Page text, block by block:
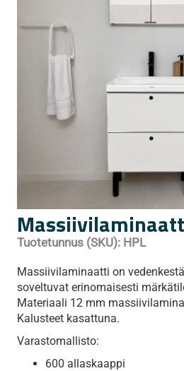
Tuotetunnus (SKU): HPL
Massiivilaminaatti on
soveltuvat erinomaisesti
Materiaali 12 mm
Kalusteet kasattuna.
Varastomallisto:
600 allaskaappi